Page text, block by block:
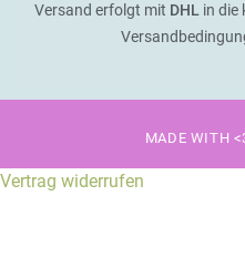
Versand erfolgt mit DHLin die
MADE WITH
Vertrag widerrufen